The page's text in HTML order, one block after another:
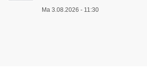
Ma 3.08.2026 - 11:30